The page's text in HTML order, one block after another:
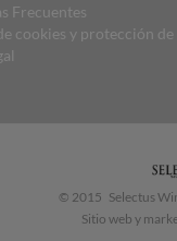
Frecuentes
cookies y protección de
© 2015 Selectus
Sitio web y